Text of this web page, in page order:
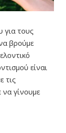
για τους
βρούμε
είναι
τις
γίνουμε